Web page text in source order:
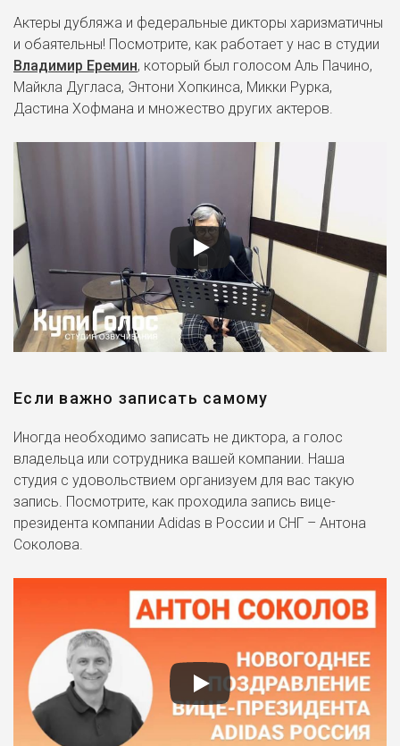
Актеры дубляжа и федеральные дикторы харизматичны
и обаятельны! Посмотрите, как работает у нас в студии
Владимир Еремин, который был голосом Аль Пачино,
Майкла Дугласа, Энтони Хопкинса, Микки Рурка,
Дастина Хофмана и множество других актеров.
Если важно записать самому
Иногда необходимо записать не диктора, а голос
владельца или сотрудника вашей компании. Наша
студия с удовольствием организуем для вас такую
запись. Посмотрите, как проходила запись вице-
президента компании Adidas в России и СНГ – Антона
Соколова.